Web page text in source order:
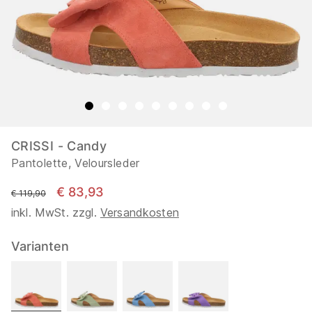
CRISSI - Candy
Pantolette, Veloursleder
statt
€ 119,90 € 83,93
inkl. MwSt. zzgl. Versandkosten
Varianten